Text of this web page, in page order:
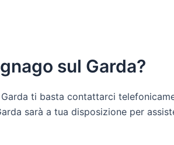
sul Garda?
ti basta contattarci
sarà a tua disposizione per